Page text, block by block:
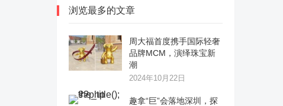
浏览最多的文章
周大福首度携手国际轻奢
品牌MCM，演绎珠宝新
潮
2024年10月22日
趣拿“巨”会落地深圳，探